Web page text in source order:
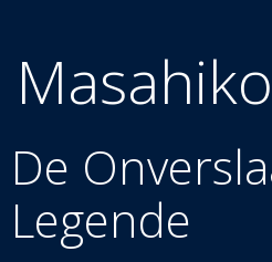
De Onve
Legende